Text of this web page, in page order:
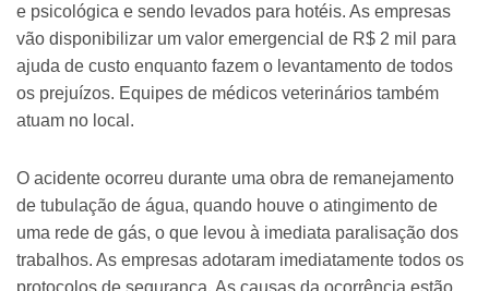
e psicológica e sendo levados para hotéis. As empresas
vão disponibilizar um valor emergencial de R$ 2 mil para
ajuda de custo enquanto fazem o levantamento de todos
os prejuízos. Equipes de médicos veterinários também
atuam no local.
O acidente ocorreu durante uma obra de remanejamento
de tubulação de água, quando houve o atingimento de
uma rede de gás, o que levou à imediata paralisação dos
trabalhos. As empresas adotaram imediatamente todos os
protocolos de segurança. As causas da ocorrência estão